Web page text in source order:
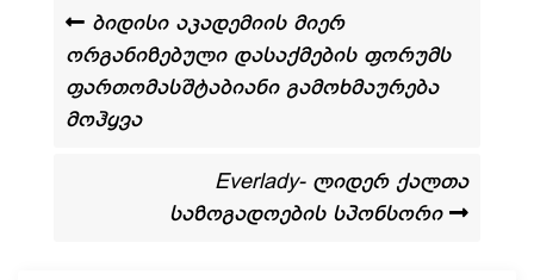
ბიდისი აკადემიის მიერ
ორგანიზებული დასაქმების ფორუმს
ფართომასშტაბიანი გამოხმაურება
მოჰყვა
Everlady- ლიდერ ქალთა
საზოგადოების სპონსორი